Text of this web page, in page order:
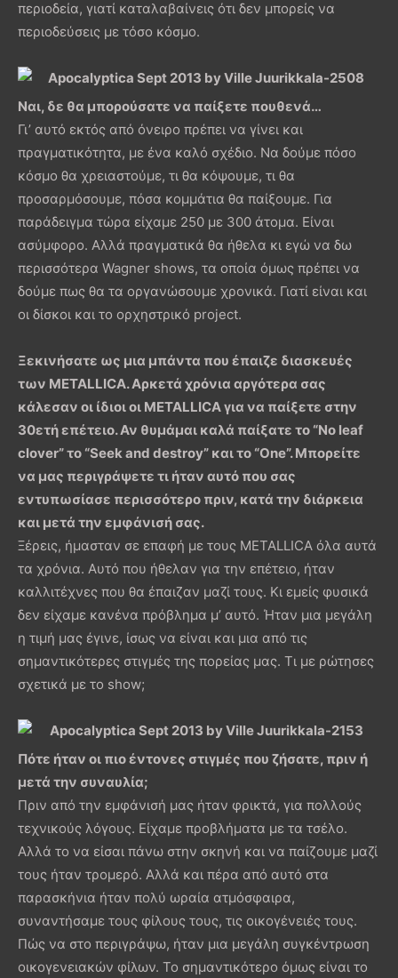
περιοδεία, γιατί καταλαβαίνεις ότι δεν μπορείς να
περιοδεύσεις με τόσο κόσμο.
Ναι, δε θα μπορούσατε να παίξετε πουθενά…
Γι’ αυτό εκτός από όνειρο πρέπει να γίνει και
πραγματικότητα, με ένα καλό σχέδιο. Να δούμε πόσο
κόσμο θα χρειαστούμε, τι θα κόψουμε, τι θα
προσαρμόσουμε, πόσα κομμάτια θα παίξουμε. Για
παράδειγμα τώρα είχαμε 250 με 300 άτομα. Είναι
ασύμφορο. Αλλά πραγματικά θα ήθελα κι εγώ να δω
περισσότερα Wagner shows, τα οποία όμως πρέπει να
δούμε πως θα τα οργανώσουμε χρονικά. Γιατί είναι και
οι δίσκοι και το ορχηστρικό project.
Ξεκινήσατε ως μια μπάντα που έπαιζε διασκευές
των METALLICA. Αρκετά χρόνια αργότερα σας
κάλεσαν οι ίδιοι οι METALLICA για να παίξετε στην
30ετή επέτειο. Αν θυμάμαι καλά παίξατε το “No leaf
clover” το “Seek and destroy” και το “One”. Μπορείτε
να μας περιγράψετε τι ήταν αυτό που σας
εντυπωσίασε περισσότερο πριν, κατά την διάρκεια
και μετά την εμφάνισή σας.
Ξέρεις, ήμασταν σε επαφή με τους METALLICA όλα αυτά
τα χρόνια. Αυτό που ήθελαν για την επέτειο, ήταν
καλλιτέχνες που θα έπαιζαν μαζί τους. Κι εμείς φυσικά
δεν είχαμε κανένα πρόβλημα μ’ αυτό. Ήταν μια μεγάλη
η τιμή μας έγινε, ίσως να είναι και μια από τις
σημαντικότερες στιγμές της πορείας μας. Τι με ρώτησες
σχετικά με το show;
Πότε ήταν οι πιο έντονες στιγμές που ζήσατε, πριν ή
μετά την συναυλία;
Πριν από την εμφάνισή μας ήταν φρικτά, για πολλούς
τεχνικούς λόγους. Είχαμε προβλήματα με τα τσέλο.
Αλλά το να είσαι πάνω στην σκηνή και να παίζουμε μαζί
τους ήταν τρομερό. Αλλά και πέρα από αυτό στα
παρασκήνια ήταν πολύ ωραία ατμόσφαιρα,
συναντήσαμε τους φίλους τους, τις οικογένειές τους.
Πώς να στο περιγράψω, ήταν μια μεγάλη συγκέντρωση
οικογενειακών φίλων. Το σημαντικότερο όμως είναι το